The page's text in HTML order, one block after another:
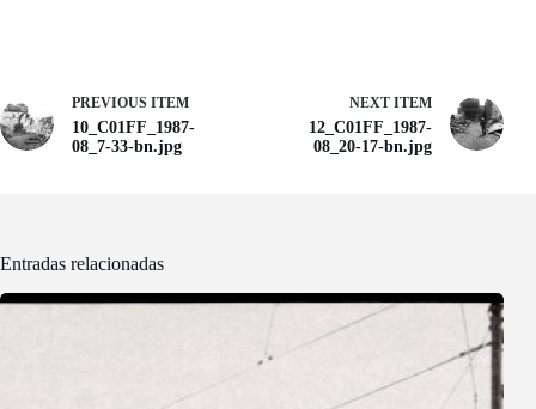
PREVIOUS ITEM
10_C01FF_1987-
08_7-33-bn.jpg
NEXT ITEM
12_C01FF_1987-
08_20-17-bn.jpg
Entradas relacionadas